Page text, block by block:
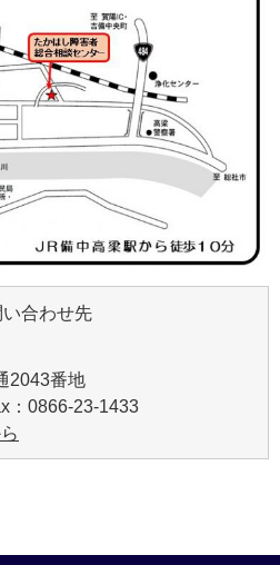
合わせ先
2043番地
：0866-23-1433